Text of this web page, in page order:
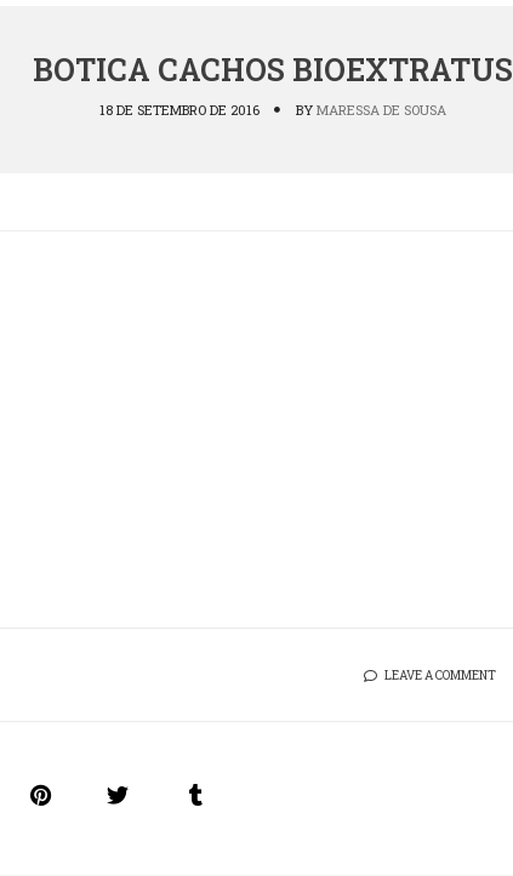
BOTICA CACHOS BIOEXTRATUS
18 DE SETEMBRO DE 2016 BY MARESSA DE SOUSA
LEAVE A COMMENT